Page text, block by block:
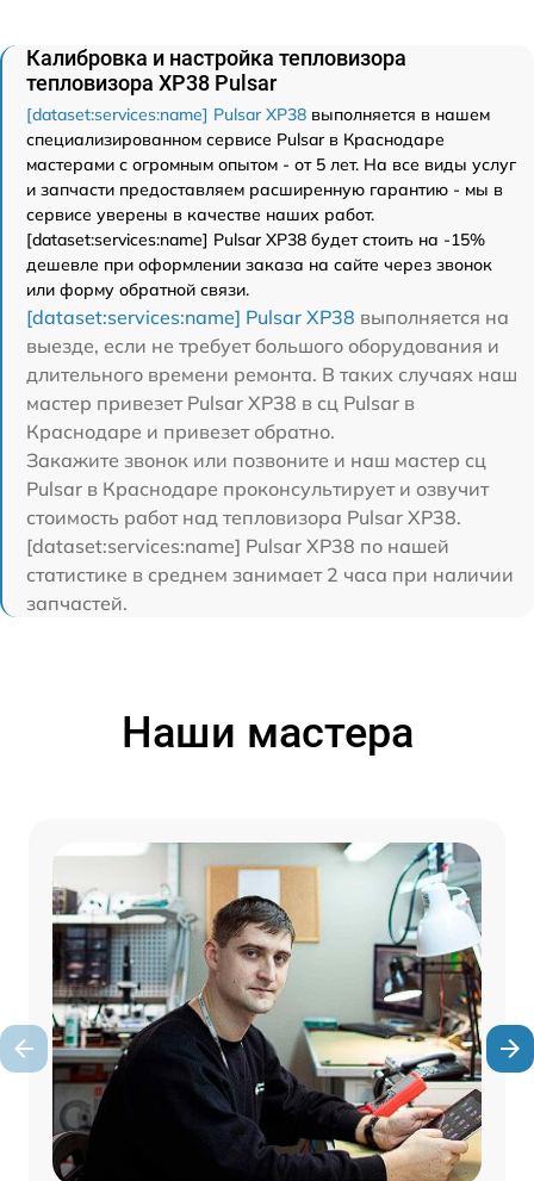
Калибровка и настройка тепловизора
тепловизора XP38 Pulsar
[dataset:services:name] Pulsar XP38 выполняется в нашем
специализированном сервисе Pulsar в Краснодаре
мастерами с огромным опытом - от 5 лет. На все виды услуг
и запчасти предоставляем расширенную гарантию - мы в
сервисе уверены в качестве наших работ.
[dataset:services:name] Pulsar XP38 будет стоить на -15%
дешевле при оформлении заказа на сайте через звонок
или форму обратной связи.
[dataset:services:name] Pulsar XP38 выполняется на
выезде, если не требует большого оборудования и
длительного времени ремонта. В таких случаях наш
мастер привезет Pulsar XP38 в сц Pulsar в
Краснодаре и привезет обратно.
Закажите звонок или позвоните и наш мастер сц
Pulsar в Краснодаре проконсультирует и озвучит
стоимость работ над тепловизора Pulsar XP38.
[dataset:services:name] Pulsar XP38 по нашей
статистике в среднем занимает 2 часа при наличии
запчастей.
Наши мастера